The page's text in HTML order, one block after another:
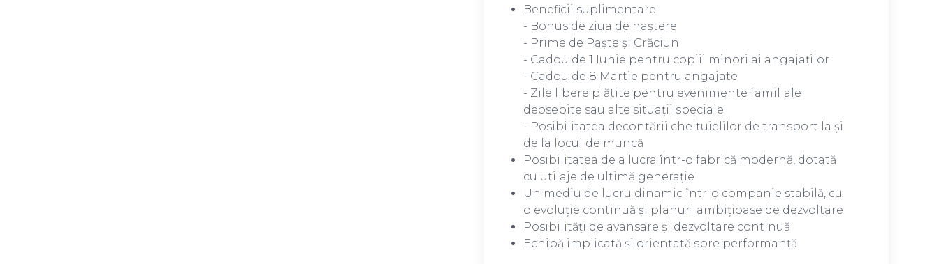
Beneficii suplimentare
- Bonus de ziua de naștere
- Prime de Paște și Crăciun
- Cadou de 1 Iunie pentru copiii minori ai angajaților
- Cadou de 8 Martie pentru angajate
- Zile libere plătite pentru evenimente familiale
deosebite sau alte situații speciale
- Posibilitatea decontării cheltuielilor de transport la și
de la locul de muncă
Posibilitatea de a lucra într-o fabrică modernă, dotată
cu utilaje de ultimă generație
Un mediu de lucru dinamic într-o companie stabilă, cu
o evoluție continuă și planuri ambițioase de dezvoltare
Posibilități de avansare și dezvoltare continuă
Echipă implicată și orientată spre performanță